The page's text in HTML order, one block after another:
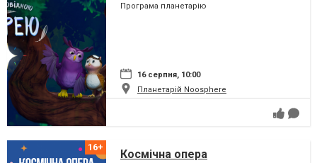
Програма планетарію
16 серпня, 10:00
Планетарій Noosphere
Космічна опера